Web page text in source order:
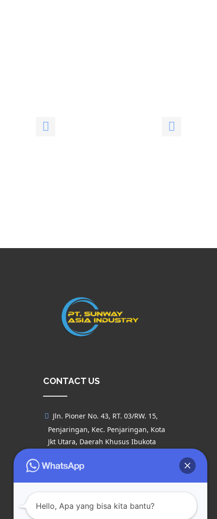
CONTACT US
Jln. Pioner No. 43, RT. 03/RW. 15,
Penjaringan, Kec. Penjaringan, Kota
Jkt Utara, Daerah Khusus Ibukota
021 – 23091029
sunway.okumahdpe@gmail.com
Hello, Apa yang bisa kita bantu?